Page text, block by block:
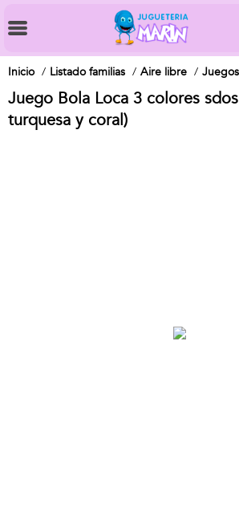
Inicio Listado familias Aire libre
Juego Bola Loca 3 colores
turquesa y coral)